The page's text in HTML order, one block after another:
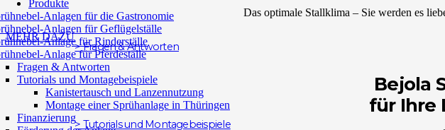
> Fragen & Antworten
> Tutorials und Montagebeispiele
Produkte
Anlagen für die Gastronomie
Anlagen für Geflügelställe
Anlage für Rinderställe
Anlage für Pferdeställe
Fragen & Antworten
Tutorials und Montagebeispiele
Kanistertausch und Lanzennutzung
Montage einer Sprühanlage in Thüringen
Finanzierung
Das optimale Stallklima – Sie werden es
MEHR DAZU
Bejola
für Ihre